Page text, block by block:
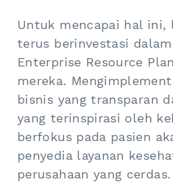
Untuk mencapai hal ini,
terus berinvestasi
Enterprise Resource
mereka.
bisnis yang transparan
yang terinspirasi oleh
berfokus pada pasien
penyedia layanan
perusahaan yang